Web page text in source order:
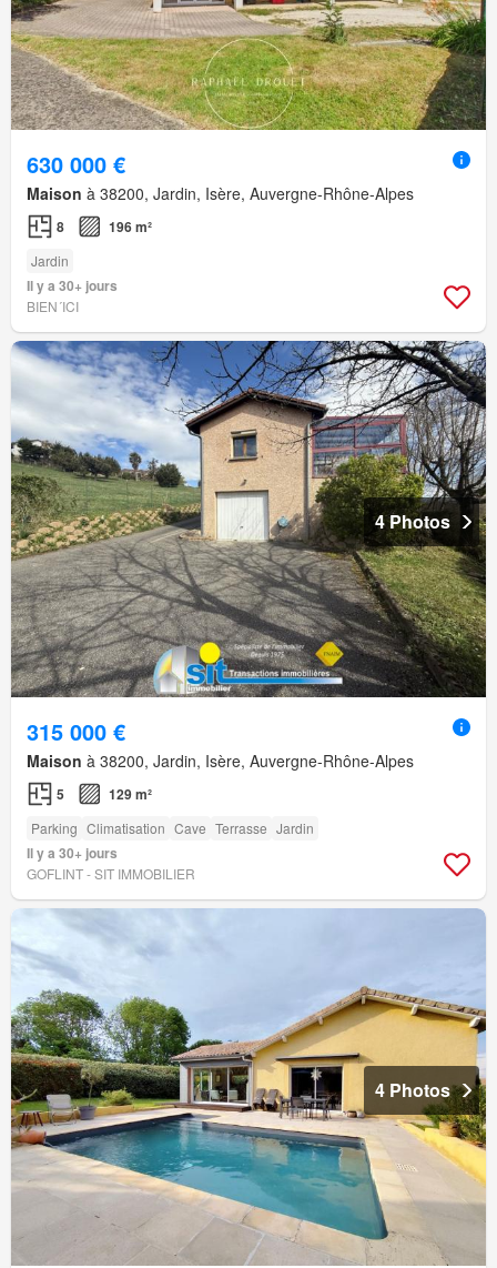
630 000 €
Maison à 38200, Jardin, Isère, Auvergne-Rhône-Alpes
8 196 m²
Jardin
Il y a 30+ jours
BIEN´ICI
4 Photos
315 000 €
Maison à 38200, Jardin, Isère, Auvergne-Rhône-Alpes
5 129 m²
Parking Climatisation Cave Terrasse Jardin
Il y a 30+ jours
GOFLINT - SIT IMMOBILIER
4 Photos